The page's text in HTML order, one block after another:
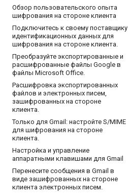
Обзор пользовательского опыта
шифрования на стороне клиента
Подключитесь к своему поставщику
идентификационных данных для
шифрования на стороне клиента.
Преобразуйте экспортированные и
расшифрованные файлы Google в
файлы Microsoft Office.
Расшифровка экспортированных
файлов и электронных писем,
зашифрованных на стороне
клиента.
Только для Gmail: настройте S/MIME
для шифрования на стороне
клиента.
Настройка и управление
аппаратными клавишами для Gmail
Перенесите сообщения в Gmail в
виде зашифрованных на стороне
клиента электронных писем.